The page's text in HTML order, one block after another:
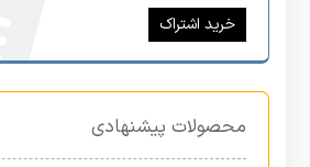
خرید اشتراک
محصولات پیشنهادی